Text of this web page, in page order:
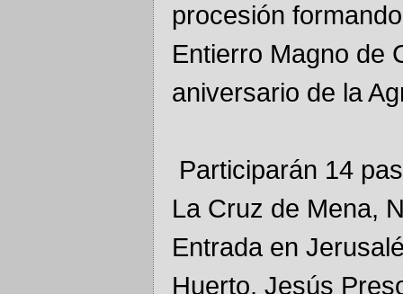
procesión
Entierro Magno de
aniversario de la
Participarán 14
La Cruz de Mena,
Entrada en
Huerto, Jesús